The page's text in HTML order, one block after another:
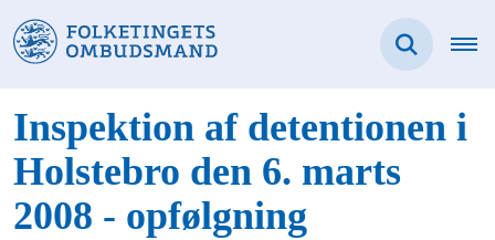
Inspektion af detentionen i
Holstebro den 6. marts
2008 - opfølgning